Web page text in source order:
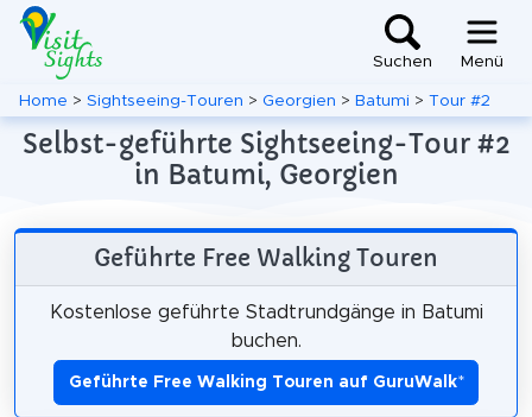
Suchen Menü
Home > Sightseeing-Touren > Georgien > Batumi > Tour #2
Selbst-geführte Sightseeing-Tour #2
in Batumi, Georgien
Geführte Free Walking Touren
Kostenlose geführte Stadtrundgänge in Batumi
buchen.
Geführte Free Walking Touren auf GuruWalk*